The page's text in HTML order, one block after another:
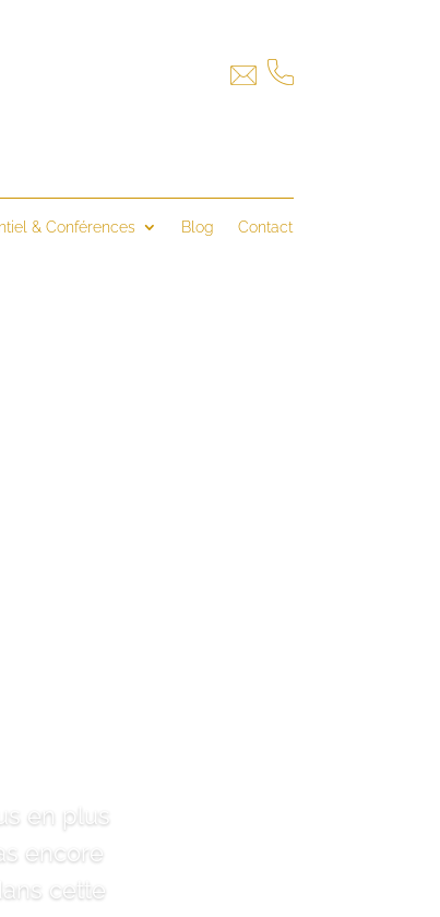
& Conférences Blog Contact
en plus
encore
cette